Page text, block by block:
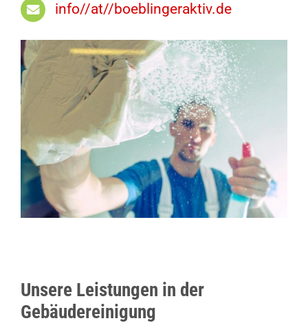
info//at//boeblingeraktiv.de
Unsere Leistungen in der
Gebäudereinigung